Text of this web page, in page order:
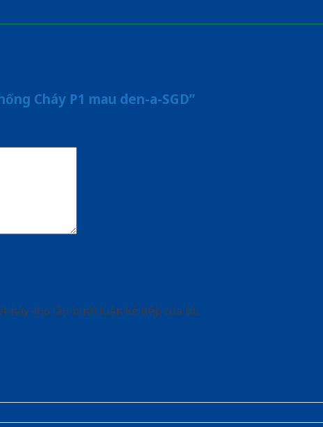
Cháy P1 mau den-a-SGD”
này cho lần bình luận kế tiếp của tôi.